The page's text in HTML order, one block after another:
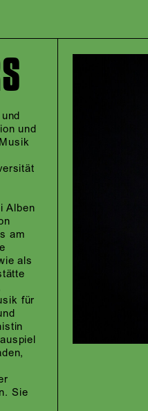
und
Alben
am
als
für
Sie